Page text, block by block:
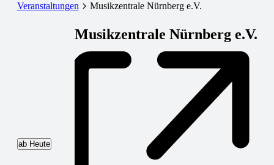
Veranstaltungen Musikzentrale Nürnberg e.V.
Musikzentrale Nürnberg e.V.
ab Heute